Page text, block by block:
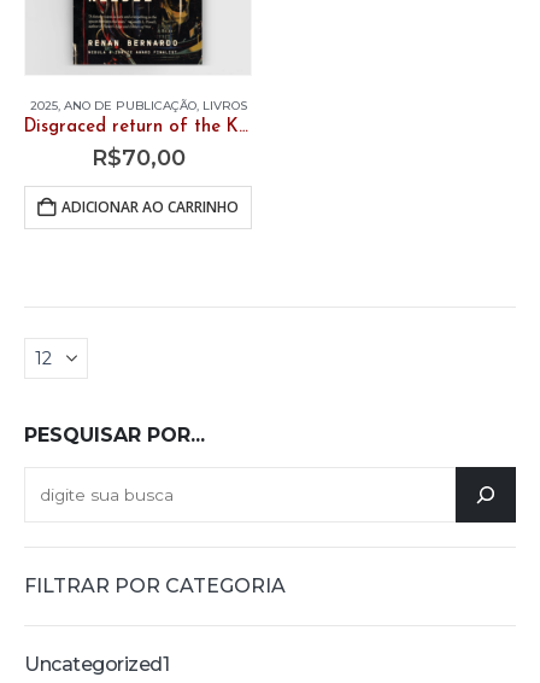
2025, ANO DE PUBLICAÇÃO, LIVROS
Disgraced return of the Kaps Needle
R$70,00
ADICIONAR AO CARRINHO
PESQUISAR POR...
FILTRAR POR CATEGORIA
Uncategorized1